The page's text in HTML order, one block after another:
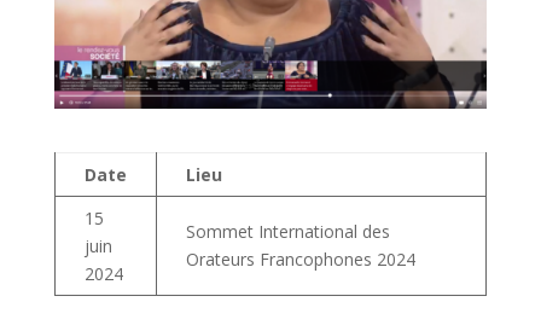
Date
Lieu
15
juin
2024
Sommet International des
Orateurs Francophones 2024